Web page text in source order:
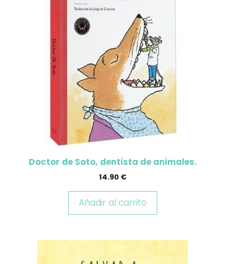
Doctor de Soto, dentista de animales.
14.90 €
Añadir al carrito